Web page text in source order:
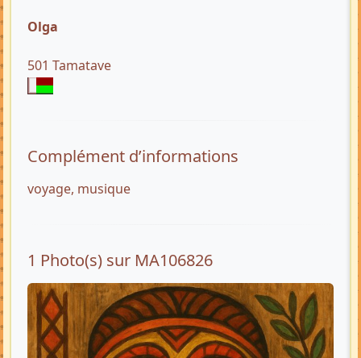
Olga
501 Tamatave
Complément d’informations
voyage, musique
1 Photo(s) sur MA106826